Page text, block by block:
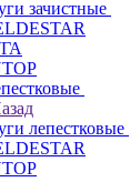
зачистные
лепестковые